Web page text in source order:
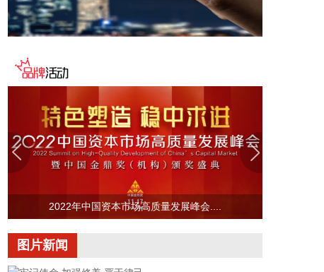
通过与外部算力服务商合作，积极建设AIGC技术平
台。目前AIGC技术平台对公司业绩不产生直接影
2026-08-06 22:24:14
纳斯达克100指数转涨，标普500指数涨0.2%。美光
科技转涨，此前一度跌超7%。希捷科技收复8%的跌
幅后涨近2%。其他存储股也大幅收窄跌幅。
2026-08-06 22:20:19
记、主任周小全接待上海清算所党委书记、董事长马
贱阳一行，双方围绕自贸离岸债等新型金融工具运
双方表示，将深入贯彻落实十二届市委九次全会精
神，以协同机制为纽带，持续推动金融基础设施资源
2022年中国资本市场高质量发展峰会....
图片新闻